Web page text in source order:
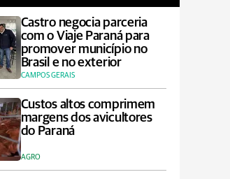
Castro negocia parceria
com o Viaje Paraná para
promover município no
Brasil e no exterior
CAMPOS GERAIS
Custos altos comprimem
margens dos avicultores
do Paraná
AGRO